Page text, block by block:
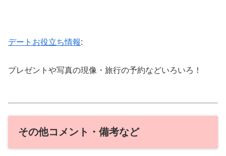
デートお役立ち情報:
プレゼントや写真の現像・旅行の予約などいろいろ！
その他コメント・備考など